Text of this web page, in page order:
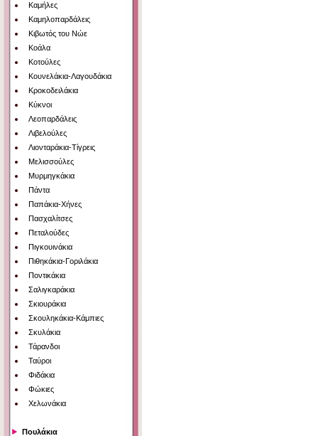
Καμήλες
Καμηλοπαρδάλεις
Κιβωτός του Νώε
Κοάλα
Κοτούλες
Κουνελάκια-Λαγουδάκια
Κροκοδειλάκια
Κύκνοι
Λεοπαρδάλεις
Λιβελούλες
Λιονταράκια-Τίγρεις
Μελισσούλες
Μυρμηγκάκια
Πάντα
Παπάκια-Χήνες
Πασχαλίτσες
Πεταλούδες
Πιγκουινάκια
Πιθηκάκια-Γοριλάκια
Ποντικάκια
Σαλιγκαράκια
Σκιουράκια
Σκουληκάκια-Κάμπιες
Σκυλάκια
Τάρανδοι
Ταύροι
Φιδάκια
Φώκιες
Χελωνάκια
Πουλάκια